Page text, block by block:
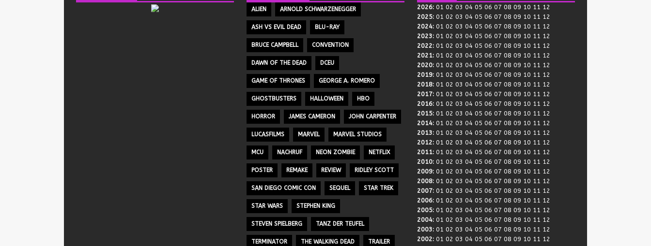
ALIEN ARNOLD SCHWARZENEGGER
ASH VS EVIL DEAD BLU-RAY
BRUCE CAMPBELL CONVENTION
DAWN OF THE DEAD DCEU
GAME OF THRONES GEORGE A. ROMERO
GHOSTBUSTERS HALLOWEEN HBO
HORROR JAMES CAMERON JOHN CARPENTER
LUCASFILMS MARVEL MARVEL STUDIOS
MCU NACHRUF NEON ZOMBIE NETFLIX
POSTER REMAKE REVIEW RIDLEY SCOTT
SAN DIEGO COMIC CON SEQUEL STAR TREK
STAR WARS STEPHEN KING
STEVEN SPIELBERG TANZ DER TEUFEL
TERMINATOR THE WALKING DEAD TRAILER
2026: 01 02 03 04 05 06 07 08 09 10 11 12
2025: 01 02 03 04 05 06 07 08 09 10 11 12
2024: 01 02 03 04 05 06 07 08 09 10 11 12
2023: 01 02 03 04 05 06 07 08 09 10 11 12
2022: 01 02 03 04 05 06 07 08 09 10 11 12
2021: 01 02 03 04 05 06 07 08 09 10 11 12
2020: 01 02 03 04 05 06 07 08 09 10 11 12
2019: 01 02 03 04 05 06 07 08 09 10 11 12
2018: 01 02 03 04 05 06 07 08 09 10 11 12
2017: 01 02 03 04 05 06 07 08 09 10 11 12
2016: 01 02 03 04 05 06 07 08 09 10 11 12
2015: 01 02 03 04 05 06 07 08 09 10 11 12
2014: 01 02 03 04 05 06 07 08 09 10 11 12
2013: 01 02 03 04 05 06 07 08 09 10 11 12
2012: 01 02 03 04 05 06 07 08 09 10 11 12
2011: 01 02 03 04 05 06 07 08 09 10 11 12
2010: 01 02 03 04 05 06 07 08 09 10 11 12
2009: 01 02 03 04 05 06 07 08 09 10 11 12
2008: 01 02 03 04 05 06 07 08 09 10 11 12
2007: 01 02 03 04 05 06 07 08 09 10 11 12
2006: 01 02 03 04 05 06 07 08 09 10 11 12
2005: 01 02 03 04 05 06 07 08 09 10 11 12
2004: 01 02 03 04 05 06 07 08 09 10 11 12
2003: 01 02 03 04 05 06 07 08 09 10 11 12
2002: 01 02 03 04 05 06 07 08 09 10 11 12